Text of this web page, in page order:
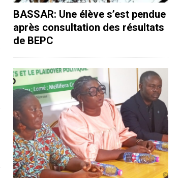
BASSAR: Une élève s’est pendue
après consultation des résultats
de BEPC